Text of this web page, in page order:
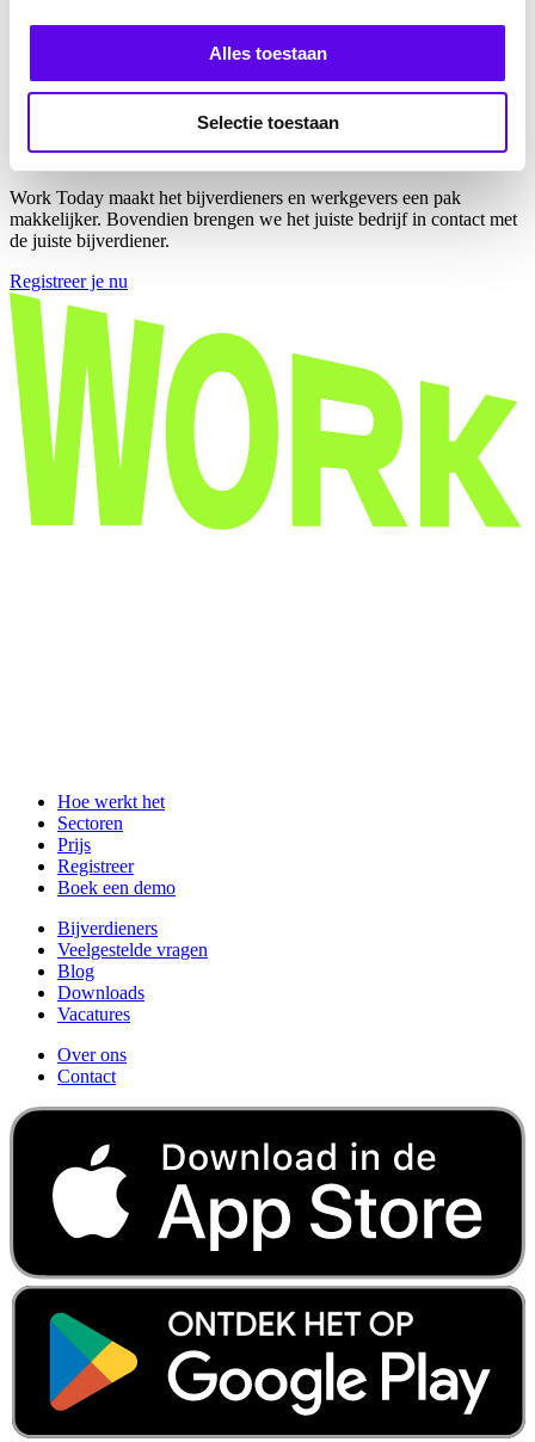
Alles toestaan
Selectie toestaan
Work Today,
Start Today!
Work Today maakt het bijverdieners en werkgevers een pak
makkelijker. Bovendien brengen we het juiste bedrijf in contact met
de juiste bijverdiener.
Registreer je nu
Hoe werkt het
Sectoren
Prijs
Registreer
Boek een demo
Bijverdieners
Veelgestelde vragen
Blog
Downloads
Vacatures
Over ons
Contact